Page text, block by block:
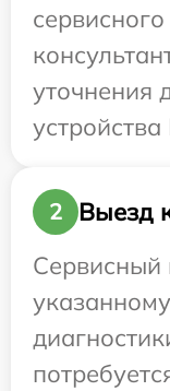
уточнения
2
Выезд
Сервисный